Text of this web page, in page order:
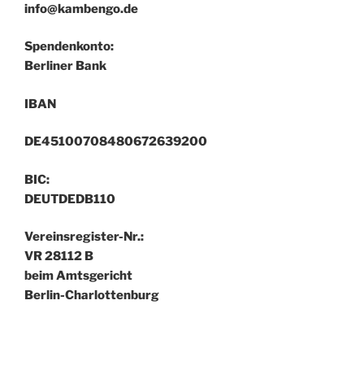
info@kambengo.de
Spendenkonto:
Berliner Bank
IBAN
DE45100708480672639200
BIC:
DEUTDEDB110
Vereinsregister-Nr.:
VR 28112 B
beim Amtsgericht
Berlin-Charlottenburg